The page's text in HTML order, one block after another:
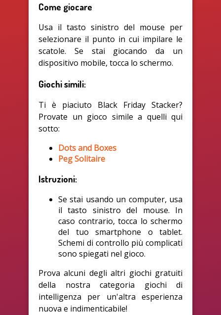
Come giocare
Usa il tasto sinistro del mouse per
selezionare il punto in cui impilare le
scatole. Se stai giocando da un
dispositivo mobile, tocca lo schermo.
Giochi simili:
Ti è piaciuto Black Friday Stacker?
Provate un gioco simile a quelli qui
sotto:
Dots and Boxes
Peg Solitaire
Istruzioni:
Se stai usando un computer, usa
il tasto sinistro del mouse. In
caso contrario, tocca lo schermo
del tuo smartphone o tablet.
Schemi di controllo più complicati
sono spiegati nel gioco.
Prova alcuni degli altri giochi gratuiti
della nostra categoria giochi di
intelligenza per un'altra esperienza
nuova e indimenticabile!